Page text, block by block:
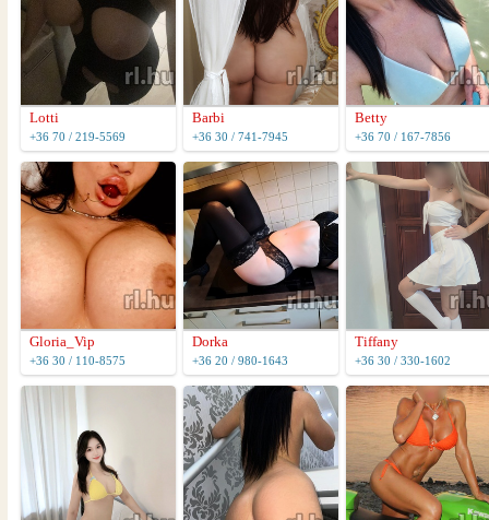
Lotti
+36 70 / 219-5569
Barbi
+36 30 / 741-7945
Betty
+36 70 / 167-7856
Gloria_Vip
+36 30 / 110-8575
Dorka
+36 20 / 980-1643
Tiffany
+36 30 / 330-1602